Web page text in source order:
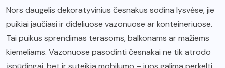
Nors daugelis dekoratyvinius česnakus sodina lysvėse, jie
puikiai jaučiasi ir dideliuose vazonuose ar konteineriuose.
Tai puikus sprendimas terasoms, balkonams ar mažiems
kiemeliams. Vazonuose pasodinti česnakai ne tik atrodo